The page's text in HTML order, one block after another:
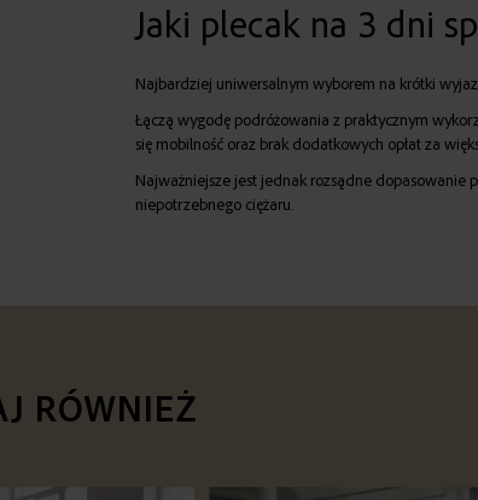
Jaki plecak na 3 dni
Najbardziej uniwersalnym wyborem na krótki
Łączą wygodę podróżowania z praktycznym
się mobilność oraz brak dodatkowych opłat za
Najważniejsze jest jednak rozsądne dopasowanie
niepotrzebnego ciężaru.
RÓWNIEŻ